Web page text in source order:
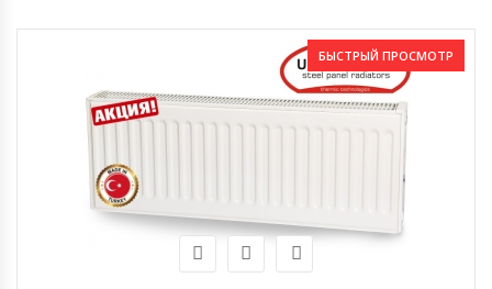
БЫСТРЫЙ ПРОСМОТР